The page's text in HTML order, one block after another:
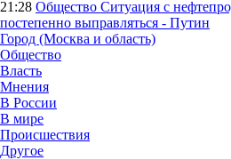
21:28 Общество Ситуация с
постепенно выправляться - Путин
Город (Москва и область)
Общество
Власть
Мнения
В России
В мире
Происшествия
Другое